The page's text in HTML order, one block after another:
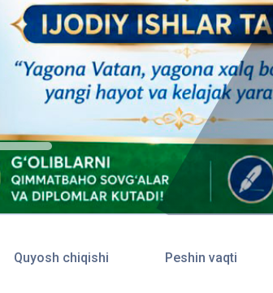
Quyosh chiqishi Peshin vaqti